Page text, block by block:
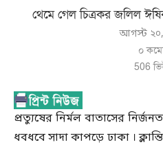
থেমে গেল চিত্রকর জলিল
আগস্ট
০
506
প্রত্যুষের নির্মল বাতাসের
ধবধবে সাদা কাপড়ে ঢাকা ।